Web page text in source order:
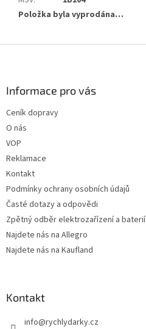
Položka byla vyprodána…
Informace pro vás
Ceník dopravy
O nás
VOP
Reklamace
Kontakt
Podmínky ochrany osobních údajů
Časté dotazy a odpovědi
Zpětný odběr elektrozařízení a baterií
Najdete nás na Allegro
Najdete nás na Kaufland
Kontakt
info@rychlydarky.cz